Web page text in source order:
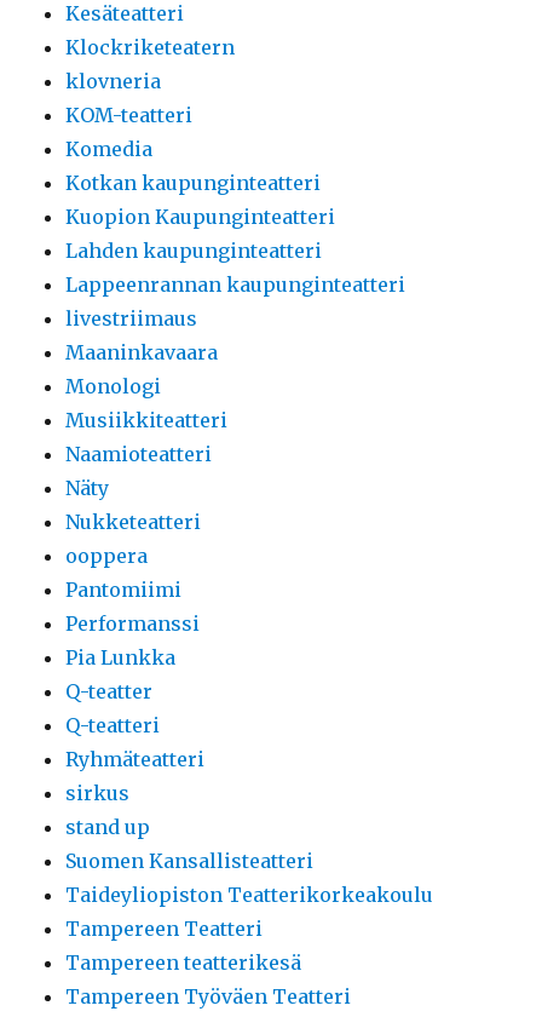
Kesäteatteri
Klockriketeatern
klovneria
KOM-teatteri
Komedia
Kotkan kaupunginteatteri
Kuopion Kaupunginteatteri
Lahden kaupunginteatteri
Lappeenrannan kaupunginteatteri
livestriimaus
Maaninkavaara
Monologi
Musiikkiteatteri
Naamioteatteri
Näty
Nukketeatteri
ooppera
Pantomiimi
Performanssi
Pia Lunkka
Q-teatter
Q-teatteri
Ryhmäteatteri
sirkus
stand up
Suomen Kansallisteatteri
Taideyliopiston Teatterikorkeakoulu
Tampereen Teatteri
Tampereen teatterikesä
Tampereen Työväen Teatteri